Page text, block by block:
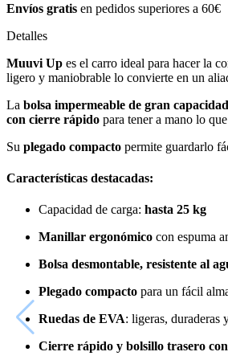
Up
Purple
Envíos gratis en pedidos superiores a 60€
Detalles
Muuvi Up es el carro ideal para hacer la
ligero y maniobrable lo convierte en un
La bolsa impermeable de gran
con cierre rápido para tener a mano lo
Su plegado compacto permite guardarlo
Características destacadas:
Capacidad de carga: hasta 25 kg
Manillar ergonómico con espuma
Bolsa desmontable, resistente al
Plegado compacto para un fácil
Ruedas de EVA: ligeras, duraderas
Cierre rápido y bolsillo trasero